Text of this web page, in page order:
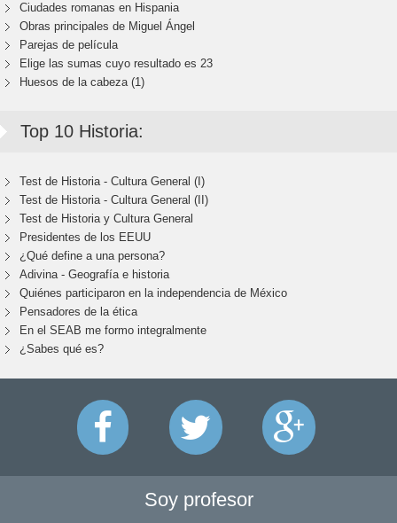
Ciudades romanas en Hispania
Obras principales de Miguel Ángel
Parejas de película
Elige las sumas cuyo resultado es 23
Huesos de la cabeza (1)
Top 10 Historia:
Test de Historia - Cultura General (I)
Test de Historia - Cultura General (II)
Test de Historia y Cultura General
Presidentes de los EEUU
¿Qué define a una persona?
Adivina - Geografía e historia
Quiénes participaron en la independencia de México
Pensadores de la ética
En el SEAB me formo integralmente
¿Sabes qué es?
Soy profesor